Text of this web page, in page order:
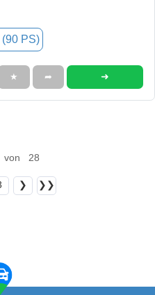
PS)
★ ➦ ➜
28
❯ ❯❯